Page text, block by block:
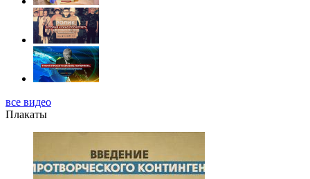
все видео
Плакаты